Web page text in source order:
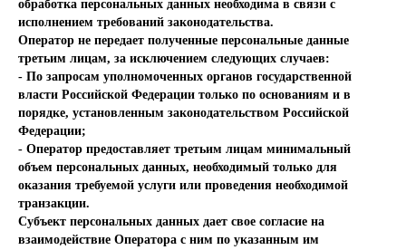
обработка персональных данных необходима в связи с
исполнением требований законодательства.
Оператор не передает полученные персональные данные
третьим лицам, за исключением следующих случаев:
- По запросам уполномоченных органов государственной
власти Российской Федерации только по основаниям и в
порядке, установленным законодательством Российской
Федерации;
- Оператор предоставляет третьим лицам минимальный
объем персональных данных, необходимый только для
оказания требуемой услуги или проведения необходимой
транзакции.
Субъект персональных данных дает свое согласие на
взаимодействие Оператора с ним по указанным им